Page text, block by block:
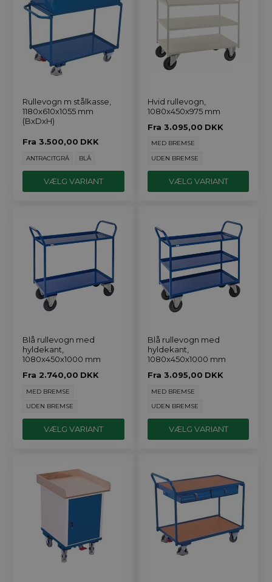
Rullevogn m stålkasse,
1180x610x1055 mm
(BxDxH)
Fra 3.500,00 DKK
ANTRACITGRÅ BLÅ
VÆLG VARIANT
Hvid rullevogn,
1080x450x975 mm
Fra 3.095,00 DKK
MED BREMSE
UDEN BREMSE
VÆLG VARIANT
Blå rullevogn med
hyldekant,
1080x450x1000 mm
Fra 2.740,00 DKK
MED BREMSE
UDEN BREMSE
VÆLG VARIANT
Blå rullevogn med
hyldekant,
1080x450x1000 mm
Fra 3.095,00 DKK
MED BREMSE
UDEN BREMSE
VÆLG VARIANT